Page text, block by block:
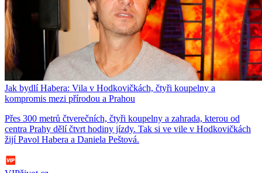
Jak bydlí Habera: Vila v Hodkovičkách, čtyři koupelny a
kompromis mezi přírodou a Prahou
Přes 300 metrů čtverečních, čtyři koupelny a zahrada, kterou od
centra Prahy dělí čtvrt hodiny jízdy. Tak si ve vile v Hodkovičkách
žijí Pavol Habera a Daniela Peštová.